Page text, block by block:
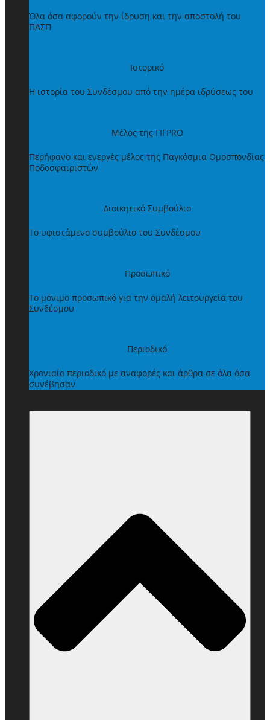
Όλα όσα αφορούν την ίδρυση και την αποστολή του
ΠΑΣΠ
Ιστορικό
Η ιστορία του Συνδέσμου από την ημέρα ιδρύσεως του
Μέλος της FIFPRO
Περήφανο και ενεργές μέλος της Παγκόσμια Ομοσπονδίας
Ποδοσφαιριστών
Διοικητικό Συμβούλιο
Το υφιστάμενο συμβούλιο του Συνδέσμου
Προσωπικό
Το μόνιμο προσωπικό για την ομαλή λειτουργεία του
Συνδέσμου
Περιοδικό
Χρονιαίο περιοδικό με αναφορές και άρθρα σε όλα όσα
συνέβησαν